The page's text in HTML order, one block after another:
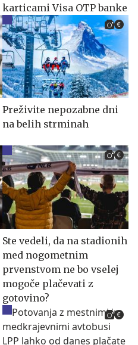
karticami Visa OTP banke
Preživite nepozabne dni
na belih strminah
Ste vedeli, da na stadionih
med nogometnim
prvenstvom ne bo vselej
mogoče plačevati z
gotovino?